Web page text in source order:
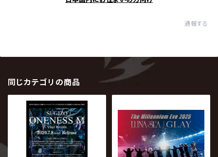
通報する
同じカテゴリの商品